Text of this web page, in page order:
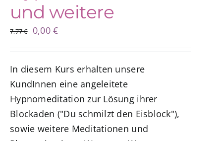
und weitere
7,77€
Ursprünglicher
7,77 €
0,00€Aktueller
0,00 €.
In diesem Kurs erhalten unsere
KundInnen eine angeleitete
Hypnomeditation zur Lösung ihrer
Blockaden ("Du schmilzt den Eisblock"),
sowie weitere Meditationen und